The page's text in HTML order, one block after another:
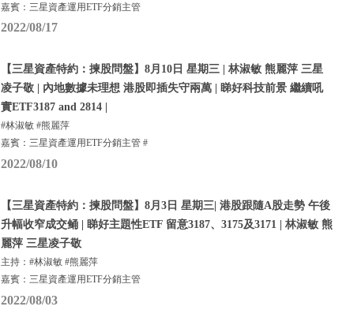
嘉賓：三星資產運用ETF分銷主管
2022/08/17
【三星資產特約：揀股問盤】8月10日 星期三 | 林淑敏 熊麗萍 三星
凌子敬 | 內地數據未理想 港股即插失守兩萬 | 睇好科技前景 繼續吼
實ETF3187 and 2814 |
#林淑敏 #熊麗萍
嘉賓：三星資產運用ETF分銷主管 #
2022/08/10
【三星資產特約：揀股問盤】8月3日 星期三| 港股跟隨A股走勢 午後
升幅收窄成交鲬 | 睇好主題性ETF 留意3187、3175及3171 | 林淑敏 熊
麗萍 三星凌子敬
主持：#林淑敏 #熊麗萍
嘉賓：三星資產運用ETF分銷主管
2022/08/03